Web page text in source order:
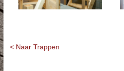
< Naar Trappen